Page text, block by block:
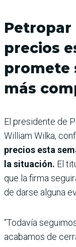
Petropar
precios
promete
más
El presidente de
William Wilka,
precios esta
la situación. El
que la firma
de darse alguna
“Todavía
acabamos de